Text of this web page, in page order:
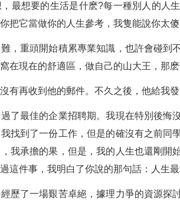
最想要的生活是什麽?每一種別人的人
把它當做你的人生參考，我隻能說你太傻
，重頭開始積累專業知識，也許會碰到
在現在的舒適區，做自己的山大王，那
有再收到他的郵件。不久之後，他給我發
了最佳的企業招聘期。我現在特別後悔
找到了一份工作，但是的確沒有之前同
我承擔的果，但是，我的人生也還剛開
這件事，我明白了你說的那句話：人生
歷了一場艱苦卓絕，據理力爭的資源探